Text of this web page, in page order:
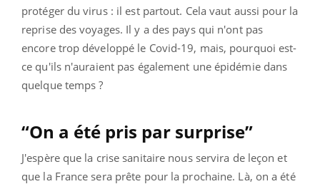
protéger du virus : il est partout. Cela vaut aussi pour la
reprise des voyages. Il y a des pays qui n'ont pas
encore trop développé le Covid-19, mais, pourquoi est-
ce qu'ils n'auraient pas également une épidémie dans
quelque temps ?
“On a été pris par surprise”
J'espère que la crise sanitaire nous servira de leçon et
que la France sera prête pour la prochaine. Là, on a été